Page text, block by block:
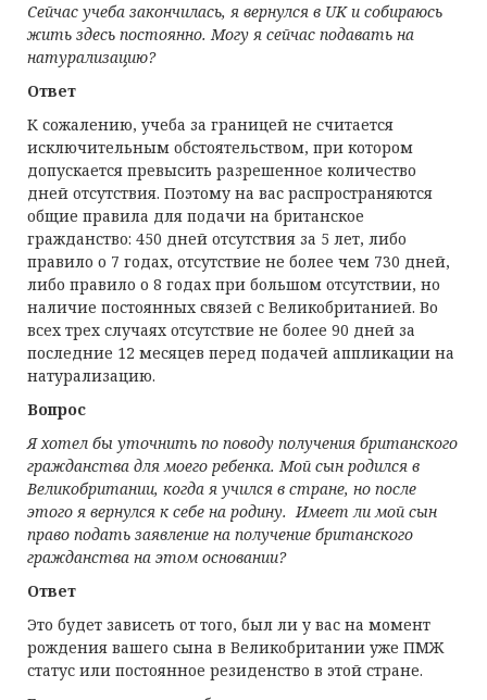
Сейчас учеба закончилась, я вернулся в UK и собираюсь
жить здесь постоянно. Могу я сейчас подавать на
натурализацию?
Ответ
К сожалению, учеба за границей не считается
исключительным обстоятельством, при котором
допускается превысить разрешенное количество
дней отсутствия. Поэтому на вас распространяются
общие правила для подачи на британское
гражданство: 450 дней отсутствия за 5 лет, либо
правило о 7 годах, отсутствие не более чем 730 дней,
либо правило о 8 годах при большом отсутствии, но
наличие постоянных связей с Великобританией. Во
всех трех случаях отсутствие не более 90 дней за
последние 12 месяцев перед подачей аппликации на
натурализацию.
Вопрос
Я хотел бы уточнить по поводу получения британского
гражданства для моего ребенка. Мой сын родился в
Великобритании, когда я учился в стране, но после
этого я вернулся к себе на родину. Имеет ли мой сын
право подать заявление на получение британского
гражданства на этом основании?
Ответ
Это будет зависеть от того, был ли у вас на момент
рождения вашего сына в Великобритании уже ПМЖ
статус или постоянное резиденство в этой стране.